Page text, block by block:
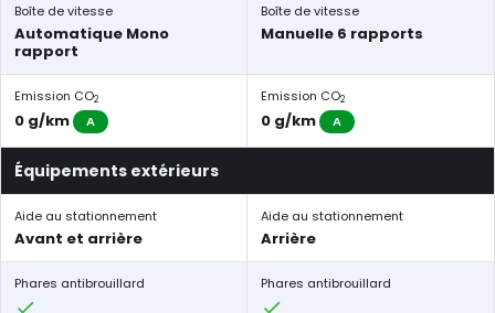
Boîte de vitesse
Automatique Mono
rapport
Boîte de vitesse
Manuelle 6 rapports
Emission CO2
0 g/km A
Emission CO2
0 g/km A
Équipements extérieurs
Aide au stationnement
Avant et arrière
Aide au stationnement
Arrière
Phares antibrouillard Phares antibrouillard